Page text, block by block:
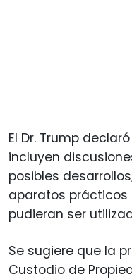
El Dr. Trump
incluyen
posibles
aparatos prácticos
pudieran ser
Se sugiere que la
Custodio de